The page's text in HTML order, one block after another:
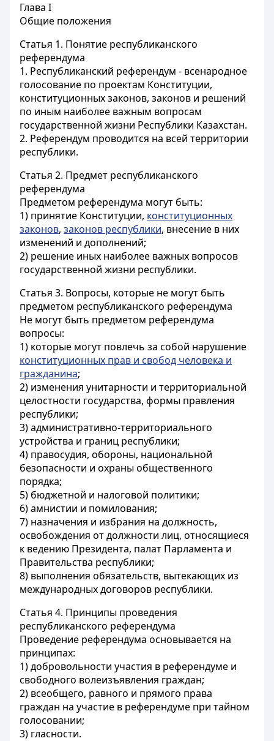
Глава I
Общие положения
Статья 1. Понятие республиканского
референдума
1. Республиканский референдум - всенародное
голосование по проектам Конституции,
конституционных законов, законов и решений
по иным наиболее важным вопросам
государственной жизни Республики Казахстан.
2. Референдум проводится на всей территории
республики.
Статья 2. Предмет республиканского
референдума
Предметом референдума могут быть:
1) принятие Конституции, конституционных
законов, законов республики, внесение в них
изменений и дополнений;
2) решение иных наиболее важных вопросов
государственной жизни республики.
Статья 3. Вопросы, которые не могут быть
предметом республиканского референдума
Не могут быть предметом референдума
вопросы:
1) которые могут повлечь за собой нарушение
конституционных прав и свобод человека и
гражданина;
2) изменения унитарности и территориальной
целостности государства, формы правления
республики;
3) административно-территориального
устройства и границ республики;
4) правосудия, обороны, национальной
безопасности и охраны общественного
порядка;
5) бюджетной и налоговой политики;
6) амнистии и помилования;
7) назначения и избрания на должность,
освобождения от должности лиц, относящиеся
к ведению Президента, палат Парламента и
Правительства республики;
8) выполнения обязательств, вытекающих из
международных договоров республики.
Статья 4. Принципы проведения
республиканского референдума
Проведение референдума основывается на
принципах:
1) добровольности участия в референдуме и
свободного волеизъявления граждан;
2) всеобщего, равного и прямого права
граждан на участие в референдуме при тайном
голосовании;
3) гласности.